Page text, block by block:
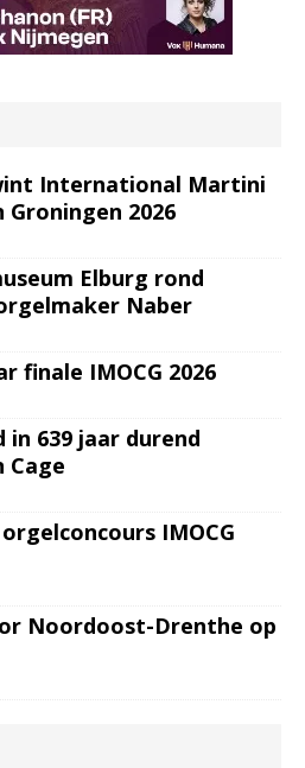
International Martini
2026
Elburg rond
Naber
finale IMOCG 2026
639 jaar durend
Cage
IMOCG
Noordoost-Drenthe op